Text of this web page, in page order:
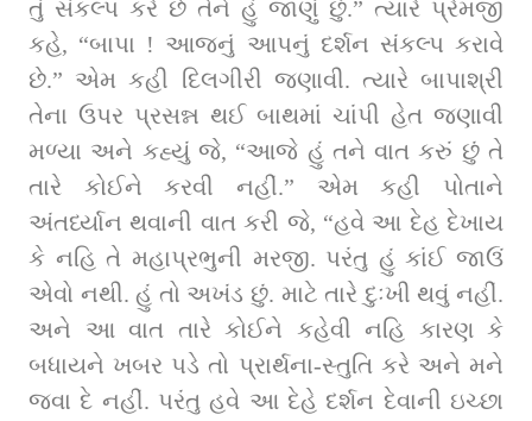
તું સંકલ્પ કરે છે તેને હું જાણું છું.” ત્યારે પ્રેમજી
કહે, “બાપા ! આજનું આપનું દર્શન સંકલ્પ કરાવે
છે.” એમ કહી દિલગીરી જણાવી. ત્યારે બાપાશ્રી
તેના ઉપર પ્રસન્ન થઈ બાથમાં ચાંપી હેત જણાવી
મળ્યા અને કહ્યું જે, “આજે હું તને વાત કરું છું તે
તારે કોઈને કરવી નહીં.” એમ કહી પોતાને
અંતર્ધ્યાન થવાની વાત કરી જે, “હવે આ દેહ દેખાય
કે નહિ તે મહાપ્રભુની મરજી. પરંતુ હું કાંઈ જાઉં
એવો નથી. હું તો અખંડ છું. માટે તારે દુઃખી થવું નહીં.
અને આ વાત તારે કોઈને કહેવી નહિ કારણ કે
બધાયને ખબર પડે તો પ્રાર્થના-સ્તુતિ કરે અને મને
જવા દે નહીં. પરંતુ હવે આ દેહે દર્શન દેવાની ઇચ્છા